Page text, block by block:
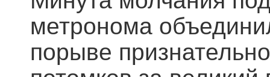
метронома
порыве